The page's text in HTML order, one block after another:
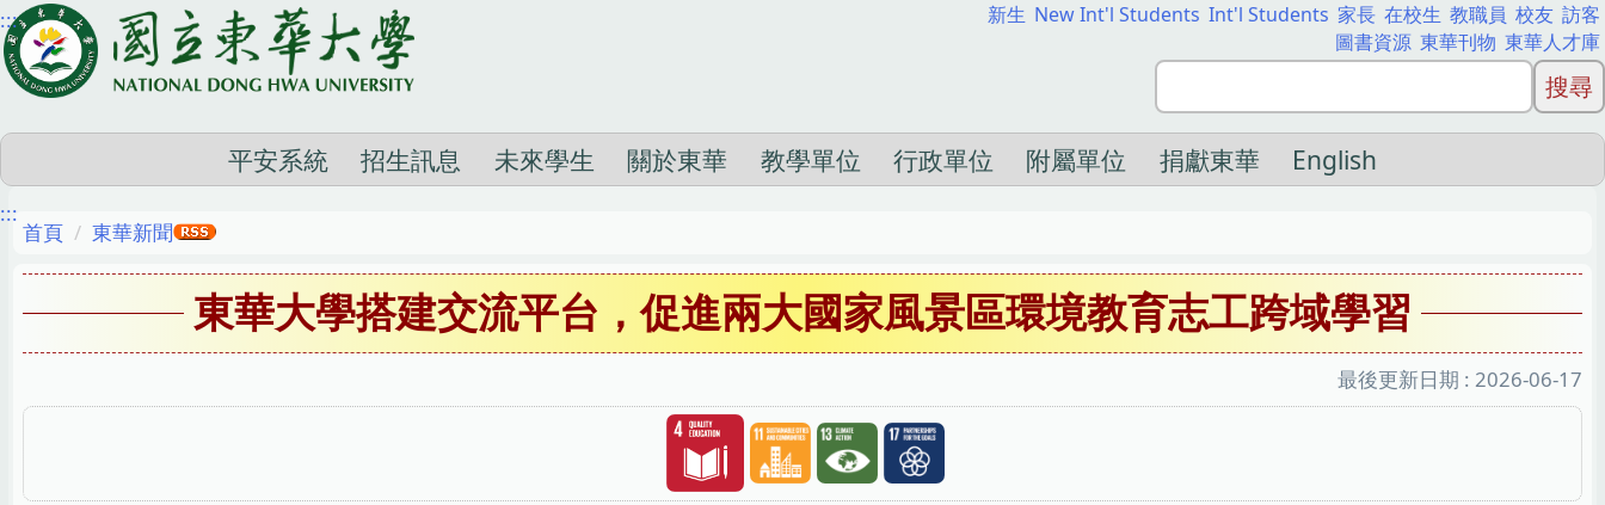
跳
到
主
容
區
::: 新生 New Int'l Students Int'l Students 家長 在校生 教職員 校友 訪客
圖書資源 東華刊物 東華人才庫
平安系統 招生訊息 未來學生 關於東華 教學單位 行政單位 附屬單位 捐獻東華 English
:::
首頁 東華新聞
東華大學搭建交流平台，促進兩大國家風景區環境教育志工跨域學習
最後更新日期 : 2026-06-17